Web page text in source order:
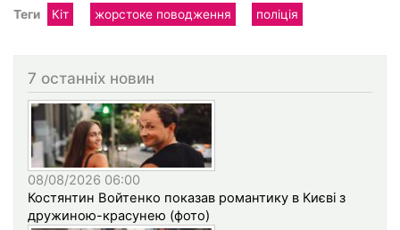
Теги Кіт жорстоке поводження поліція
7 останніх новин
08/08/2026 06:00
Костянтин Войтенко показав романтику в Києві з
дружиною-красунею (фото)